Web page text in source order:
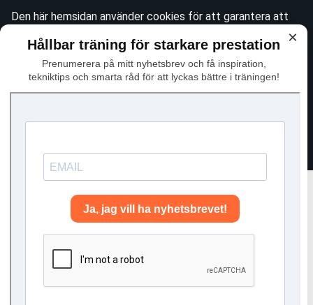
×
Hållbar träning för starkare prestation
Prenumerera på mitt nyhetsbrev och få inspiration,
tekniktips och smarta råd för att lyckas bättre i träningen!
Den här hemsidan använder cookies för att garantera att
webbplatsen. Se vårintegritetspolicyför mer information
om det här. För att godkänna användningen av icke-
essentiella cookies, vänligen klicka "Jag håller med"